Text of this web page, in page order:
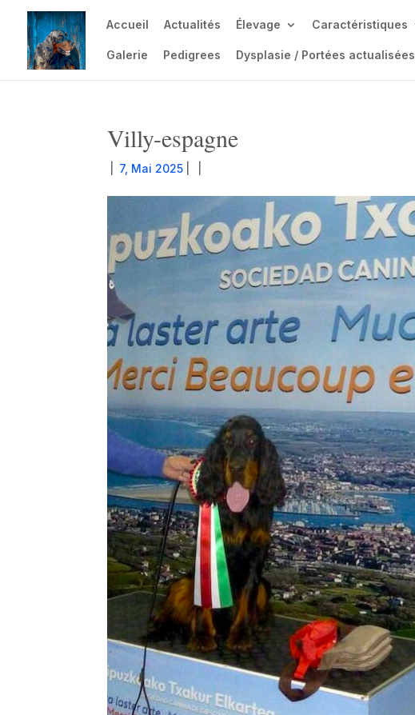
Accueil Actualités Élevage Caractéristiques
Galerie Pedigrees Dysplasie / Portées actualisées
Villy-espagne
7, Mai 2025